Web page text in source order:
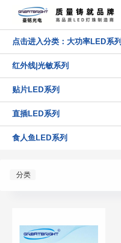
点击进入分类：大功率LED系列
红外线|光敏系列
贴片LED系列
直插LED系列
食人鱼LED系列
分类